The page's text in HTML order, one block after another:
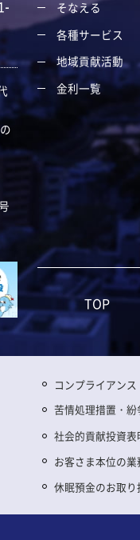
そなえる
各種サービス
地域貢献活動
金利一覧
TOP
コンプライアンス
苦情処理措置・
社会的貢献投資表
お客さま本位の
休眠預金のお取